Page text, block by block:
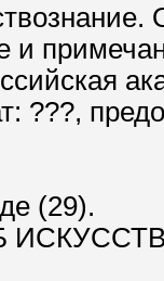
и
???,
(29).